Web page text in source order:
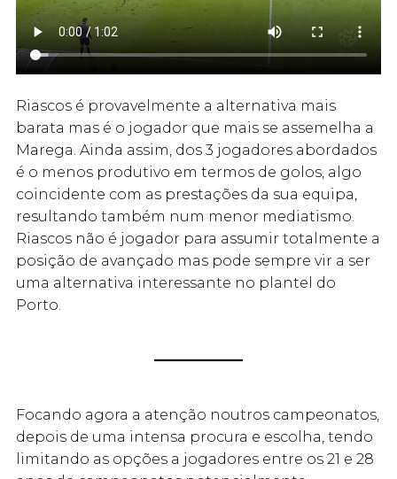
Riascos é provavelmente a alternativa mais
barata mas é o jogador que mais se assemelha a
Marega. Ainda assim, dos 3 jogadores abordados
é o menos produtivo em termos de golos, algo
coincidente com as prestações da sua equipa,
resultando também num menor mediatismo.
Riascos não é jogador para assumir totalmente a
posição de avançado mas pode sempre vir a ser
uma alternativa interessante no plantel do
Porto.
Focando agora a atenção noutros campeonatos,
depois de uma intensa procura e escolha, tendo
limitando as opções a jogadores entre os 21 e 28